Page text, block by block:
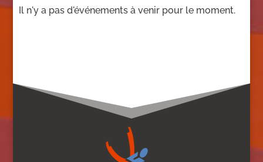
Il n'y a pas d'événements à venir pour le moment.